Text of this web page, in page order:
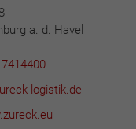
a. d. Havel
logistik.de